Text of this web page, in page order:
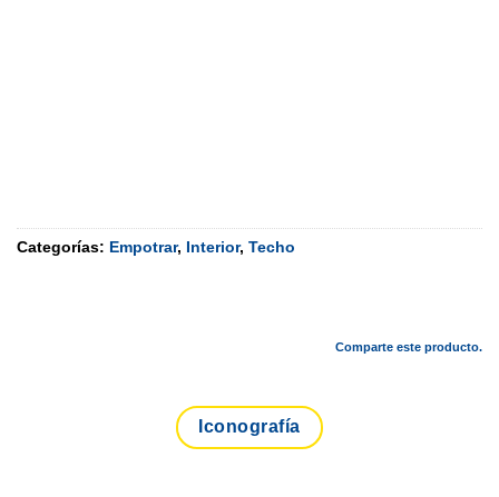
Categorías: Empotrar, Interior, Techo
Comparte este producto.
Iconografía